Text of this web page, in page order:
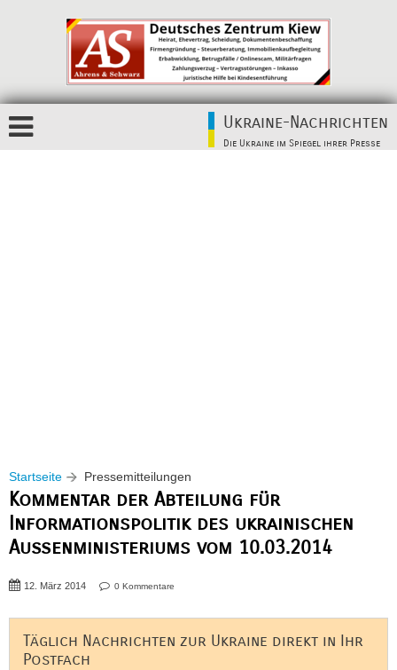
Ukraine-Nachrichten
Die Ukraine im Spiegel ihrer Presse
Startseite Pressemitteilungen
Kommentar der Abteilung für
Informationspolitik des ukrainischen
Außenministeriums vom 10.03.2014
12. März 2014 0 Kommentare
Täglich Nachrichten zur Ukraine direkt in Ihr
Postfach